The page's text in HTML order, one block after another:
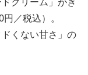
／税込）。
くない甘さ」の